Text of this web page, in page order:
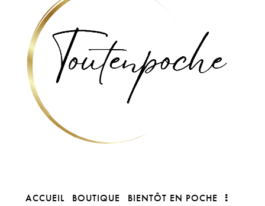
ACCUEIL BOUTIQUE BIENTÔT EN POCHE